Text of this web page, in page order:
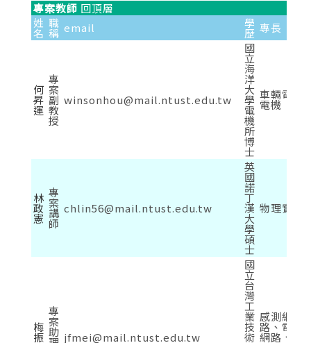
專案教師 回頂層
姓
名
職
稱 email 學
歷 專長
何
昇
運
專
案
副
教
授
winsonhou@mail.ntust.edu.tw
國
立
海
洋
大
學
電
機
所
博
士
車輛電子
電機
林
政
憲
專
案
講
師
chlin56@mail.ntust.edu.tw
英
國
諾
丁
漢
大
學
碩
士
物理實習
梅
振
專
案
助 jfmei@mail.ntust.edu.tw
國
立
台
灣
工
業
技
術
感測網
路、電腦
網路、軟